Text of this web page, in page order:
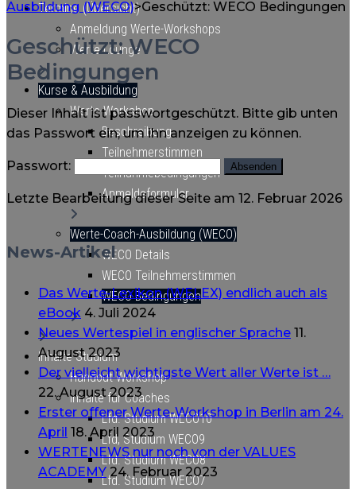
Termine (Übersicht)
Anmeldung Werte-Workshops
Werte-Lounge
Kurse & Ausbildung
Werte-Workshop
Beschreibung
Teilnehmerstimmen
Teilnahmebedingungen
Anmeldeformular
Werte-Coach-Ausbildung (WECO)
WECO Details
WECO Teilnehmerstimmen
WECO Bedingungen
Inhalte Studium
Handout Workshop
Inhalte für Coaches
Lfd. Studium WECO10
Lfd, Studium WECO9
Lfd. Studium WECO8
Lfd. Studium WECO7
Ausbildung (WECO)>Geschützt: WECO Bedingungen
Geschützt: WECO
Bedingungen
Dieser Inhalt ist passwortgeschützt. Bitte gib unten
das Passwort ein, um ihn anzeigen zu können.
Passwort:
Letzte Bearbeitung dieser Seite am 12. Februar 2026
News-Artikel
Das Werte-Lexikon (WELEX) endlich auch als
eBook 4. Juli 2024
Neues Wertespiel in englischer Sprache 11.
August 2023
Der vielleicht wichtigste Wert aller Werte ist …
22. August 2023
Erster offener Werte-Workshop in Berlin am 24.
April 18. April 2023
WERTENEWS nur noch von der VALUES
ACADEMY 24. Februar 2023